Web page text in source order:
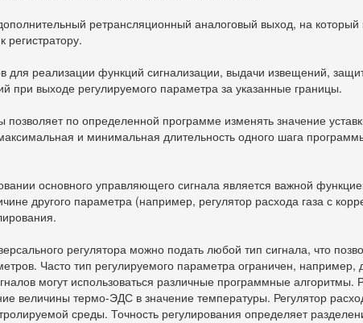
ретрансляционный аналоговый выход, на
для реализации функций сигнализации, выдачи извещений,
выходе регулируемого параметра за указанные границы.
по определенной программе изменять значение
и минимальная длительность одного шага
основного управляющего сигнала является важной
другого параметра (например, регулятор расхода газа с
регулятора можно подать любой тип сигнала, что
Часто тип регулируемого параметра ограничен, например,
могут использоваться различные программные алгоритмы.
величины термо-ЭДС в значение температуры. Регулятор
среды. Точность регулирования определяет